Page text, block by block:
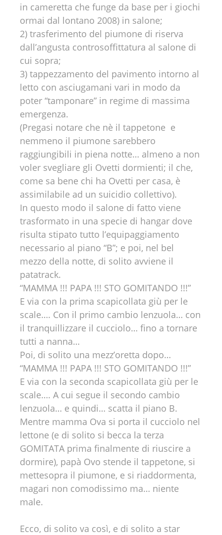
in cameretta che funge da base per i giochi
ormai dal lontano 2008) in salone;
2) trasferimento del piumone di riserva
dall’angusta controsoffittatura al salone di
cui sopra;
3) tappezzamento del pavimento intorno al
letto con asciugamani vari in modo da
poter “tamponare” in regime di massima
emergenza.
(Pregasi notare che nè il tappetone e
nemmeno il piumone sarebbero
raggiungibili in piena notte… almeno a non
voler svegliare gli Ovetti dormienti; il che,
come sa bene chi ha Ovetti per casa, è
assimilabile ad un suicidio collettivo).
In questo modo il salone di fatto viene
trasformato in una specie di hangar dove
risulta stipato tutto l’equipaggiamento
necessario al piano “B”; e poi, nel bel
mezzo della notte, di solito avviene il
patatrack.
“MAMMA !!! PAPA !!! STO GOMITANDO !!!”
E via con la prima scapicollata giù per le
scale…. Con il primo cambio lenzuola… con
il tranquillizzare il cucciolo… fino a tornare
tutti a nanna…
Poi, di solito una mezz’oretta dopo…
“MAMMA !!! PAPA !!! STO GOMITANDO !!!”
E via con la seconda scapicollata giù per le
scale…. A cui segue il secondo cambio
lenzuola… e quindi… scatta il piano B.
Mentre mamma Ova si porta il cucciolo nel
lettone (e di solito si becca la terza
GOMITATA prima finalmente di riuscire a
dormire), papà Ovo stende il tappetone, si
mettesopra il piumone, e si riaddormenta,
magari non comodissimo ma… niente
male.
Ecco, di solito va così, e di solito a star